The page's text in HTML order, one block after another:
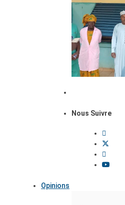
Nous Suivre
Opinions